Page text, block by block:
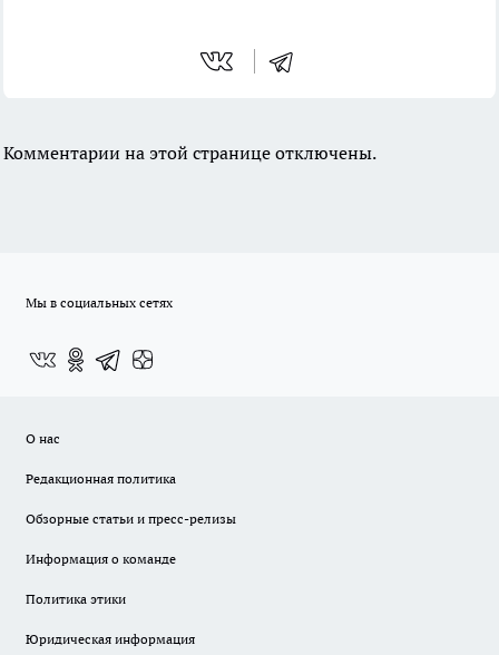
Комментарии на этой странице отключены.
Мы в социальных сетях
О нас
Редакционная политика
Обзорные статьи и пресс-релизы
Информация о команде
Политика этики
Юридическая информация